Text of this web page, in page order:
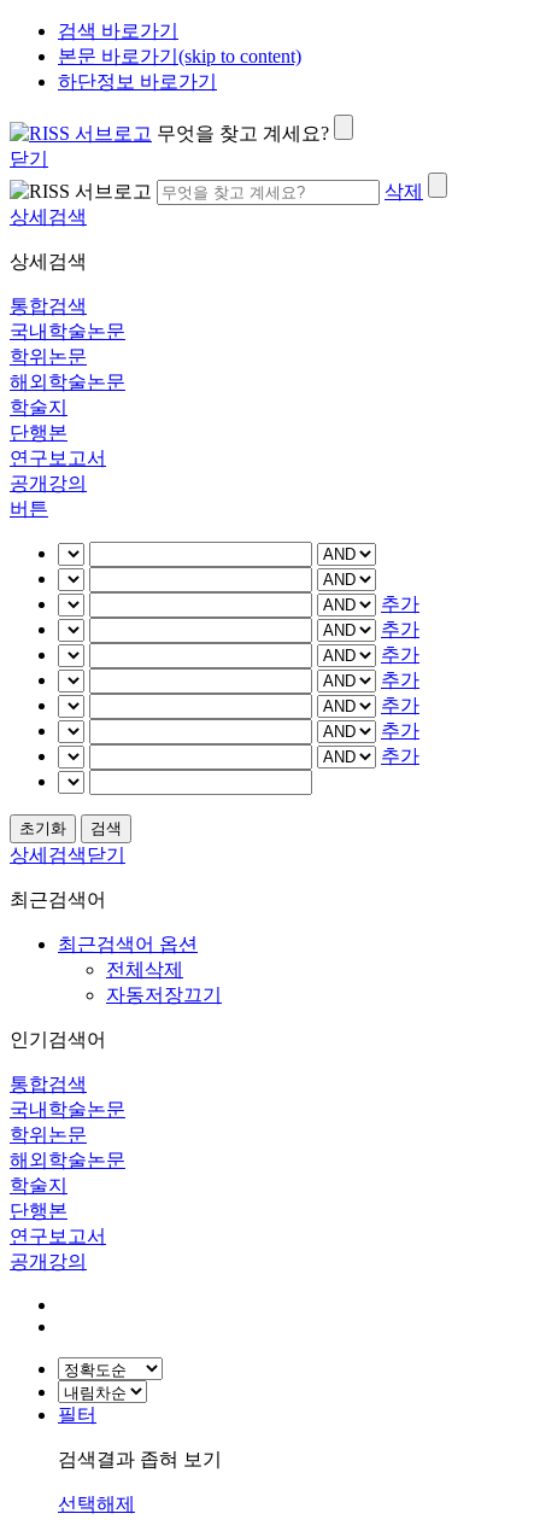
검색 바로가기
본문 바로가기(skip to content)
하단정보 바로가기
무엇을 찾고 계세요?
닫기
삭제
상세검색
상세검색
통합검색
국내학술논문
학위논문
해외학술논문
학술지
단행본
연구보고서
공개강의
버튼
추가
추가
추가
추가
추가
추가
추가
상세검색닫기
최근검색어
최근검색어 옵션
전체삭제
자동저장끄기
인기검색어
통합검색
국내학술논문
학위논문
해외학술논문
학술지
단행본
연구보고서
공개강의
필터
검색결과 좁혀 보기
선택해제